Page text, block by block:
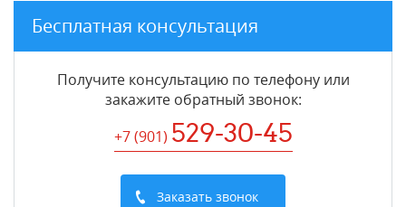
Бесплатная консультация
Получите консультацию по телефону или
закажите обратный звонок:
+7 (901) 529-30-45
Заказать звонок